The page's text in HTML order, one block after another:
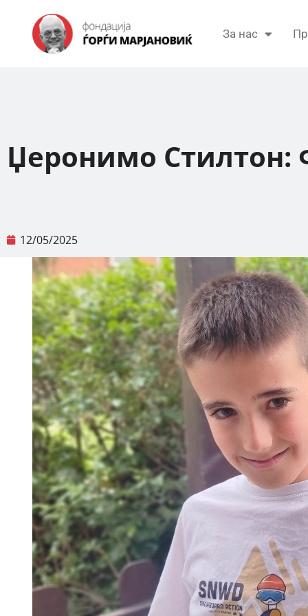
За нас
Џеронимо Стилтон:
12/05/2025